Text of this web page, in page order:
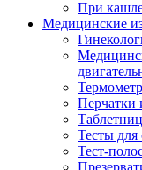
При
Медицинские
Перчатки
Тесты для
Тест-